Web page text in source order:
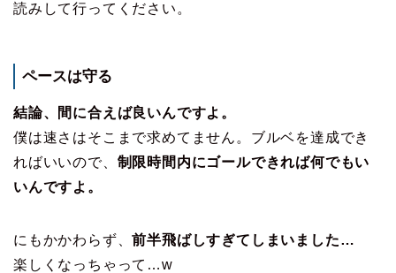
読みして行ってください。
ペースは守る
結論、間に合えば良いんですよ。
僕は速さはそこまで求めてません。ブルベを達成でき
ればいいので、 制限時間内にゴールできれば何でもい
いんですよ。
にもかかわらず、前半飛ばしすぎてしまいました…
楽しくなっちゃって…w